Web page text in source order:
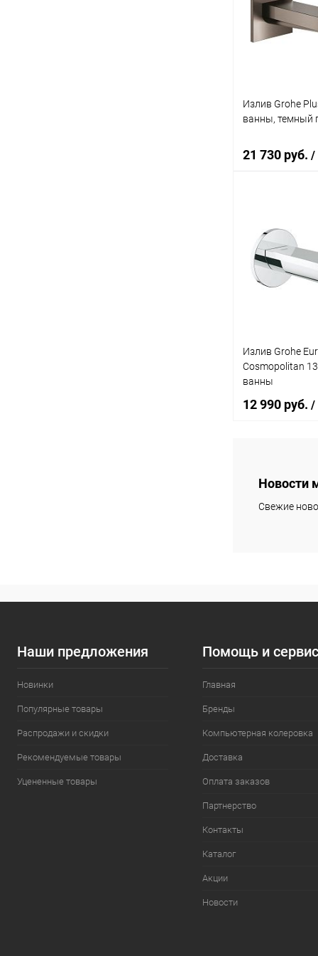
В избранное
Излив Grohe
ванны, темный
21 730 руб. /
Купить в 1
В избранное
Излив Grohe
Cosmopolitan
ванны
12 990 руб. /
Купить в 1 клик
Новости
Свежие
Наши предложения
Новинки
Популярные товары
Распродажи и скидки
Рекомендуемые товары
Уцененные товары
Помощь и
Главная
Бренды
Компьютерная колеровка
Доставка
Оплата заказов
Партнерство
Контакты
Каталог
Акции
Новости